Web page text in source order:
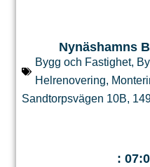
Nynäshamns
Bygg och Fastighet,
Helrenovering,
Sandtorpsvägen 10B,
: